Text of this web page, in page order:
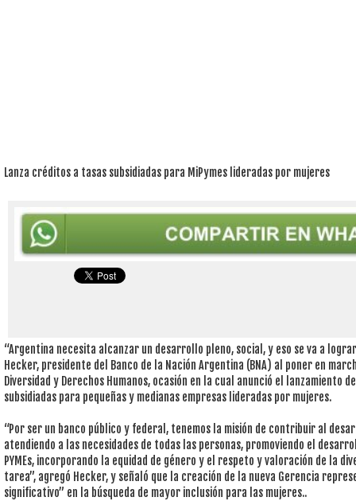
Lanza créditos a tasas subsidiadas para MiPymes lideradas por mujeres
“Argentina necesita alcanzar un desarrollo pleno, social, y eso se va a
Hecker, presidente del Banco de la Nación Argentina (BNA) al poner en
Diversidad y Derechos Humanos, ocasión en la cual anunció el lanzamiento
subsidiadas para pequeñas y medianas empresas lideradas por mujeres.
“Por ser un banco público y federal, tenemos la misión de contribuir al
atendiendo a las necesidades de todas las personas, promoviendo el
PYMEs, incorporando la equidad de género y el respeto y valoración de la
tarea”, agregó Hecker, y señaló que la creación de la nueva Gerencia
significativo” en la búsqueda de mayor inclusión para las mujeres..